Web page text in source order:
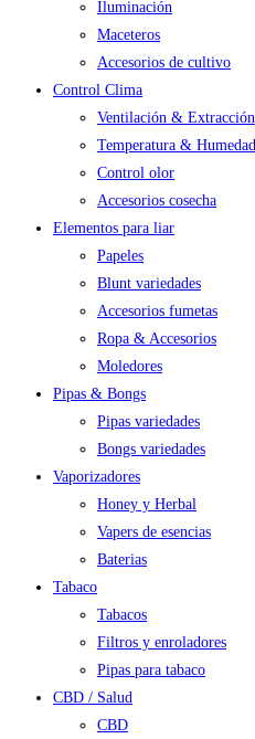
Iluminación
Maceteros
Accesorios de cultivo
Control Clima
Ventilación & Extracción
Temperatura & Humedad
Control olor
Accesorios cosecha
Elementos para liar
Papeles
Blunt variedades
Accesorios fumetas
Ropa & Accesorios
Moledores
Pipas & Bongs
Pipas variedades
Bongs variedades
Vaporizadores
Honey y Herbal
Vapers de esencias
Baterias
Tabaco
Tabacos
Filtros y enroladores
Pipas para tabaco
CBD / Salud
CBD